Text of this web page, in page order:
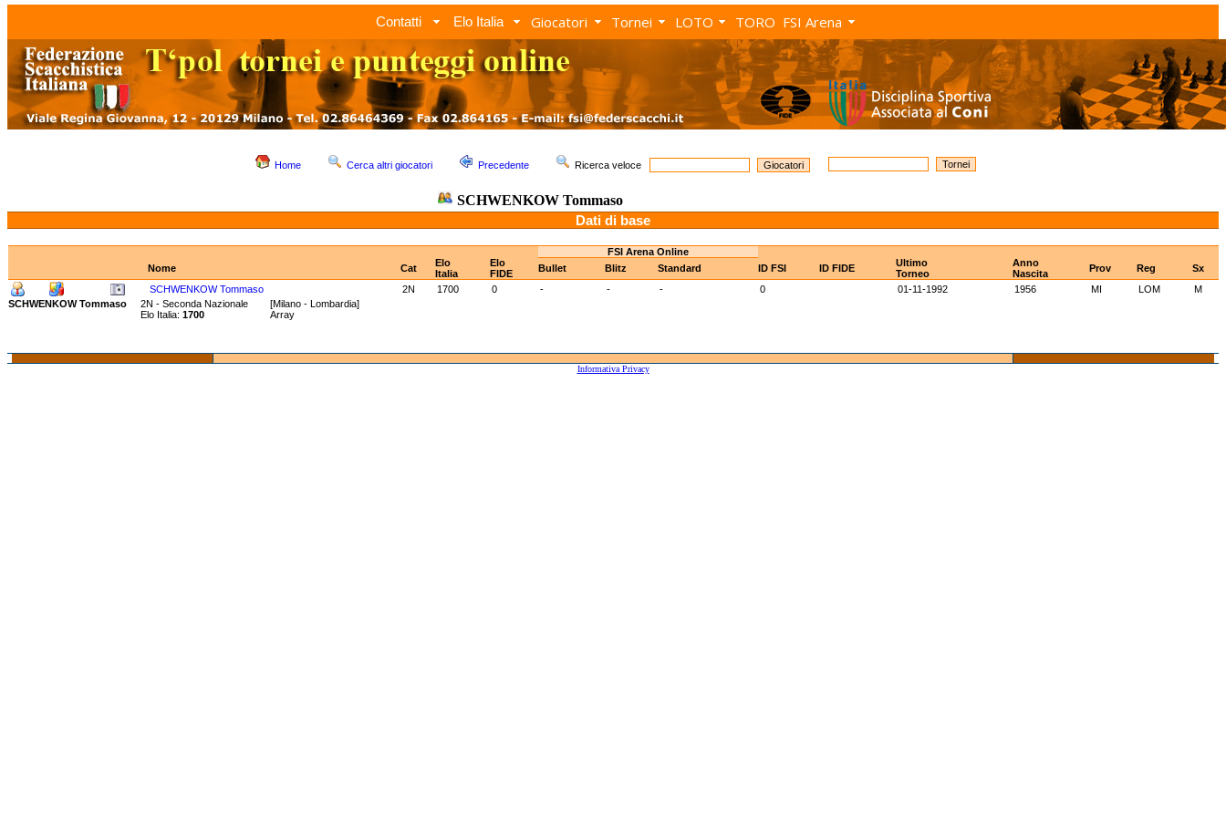
Contatti Elo Italia Giocatori Tornei LOTO TORO FSI Arena
Home Cerca altri giocatori Precedente Ricerca veloce
SCHWENKOW Tommaso
Dati di base
FSI Arena Online
Nome
Cat
Elo
Italia
Elo
FIDE
Bullet Blitz Standard ID FSI ID FIDE
Ultimo
Torneo
Anno
Nascita
Prov Reg
Sx
SCHWENKOW Tommaso
2N 1700 0 - - - 0 01-11-1992 1956 MI LOM
M
SCHWENKOW Tommaso
2N - Seconda Nazionale [Milano - Lombardia]
Elo Italia: 1700 Array
Informativa Privacy